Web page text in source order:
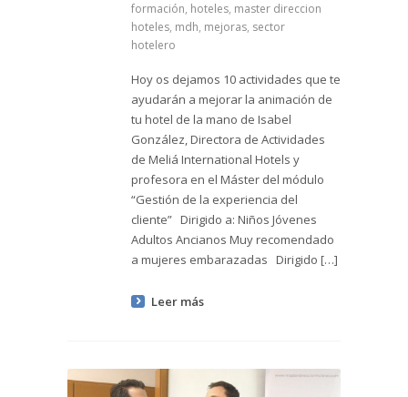
formación, hoteles, master direccion
hoteles, mdh, mejoras, sector
hotelero
Hoy os dejamos 10 actividades que te
ayudarán a mejorar la animación de
tu hotel de la mano de Isabel
González, Directora de Actividades
de Meliá International Hotels y
profesora en el Máster del módulo
“Gestión de la experiencia del
cliente” Dirigido a: Niños Jóvenes
Adultos Ancianos Muy recomendado
a mujeres embarazadas Dirigido […]
Leer más